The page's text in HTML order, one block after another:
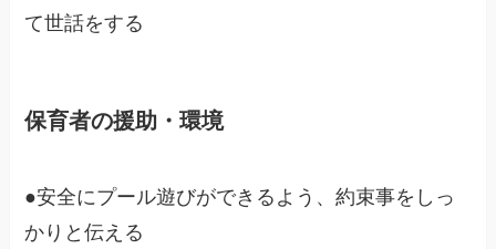
て世話をする
保育者の援助・環境
●安全にプール遊びができるよう、約束事をしっ
かりと伝える